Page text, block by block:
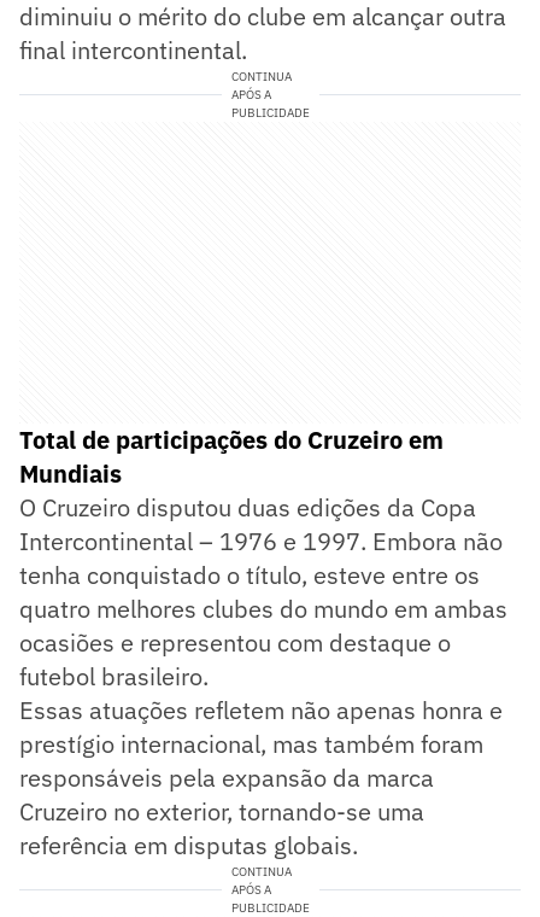
diminuiu o mérito do clube em alcançar outra
final intercontinental.
CONTINUA
APÓS A
PUBLICIDADE
Total de participações do Cruzeiro em
Mundiais
O Cruzeiro disputou duas edições da Copa
Intercontinental – 1976 e 1997. Embora não
tenha conquistado o título, esteve entre os
quatro melhores clubes do mundo em ambas
ocasiões e representou com destaque o
futebol brasileiro.
Essas atuações refletem não apenas honra e
prestígio internacional, mas também foram
responsáveis pela expansão da marca
Cruzeiro no exterior, tornando-se uma
referência em disputas globais.
CONTINUA
APÓS A
PUBLICIDADE